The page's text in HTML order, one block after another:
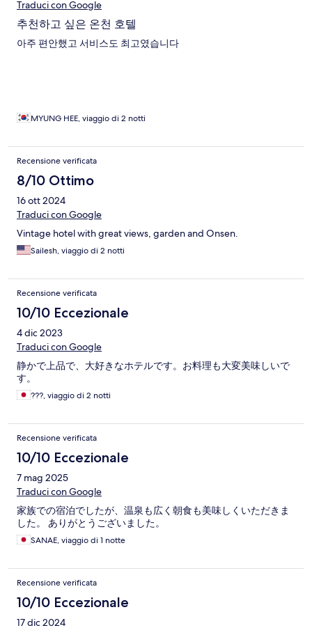
Traduci con Google
추천하고 싶은 온천 호텔
아주 편안했고 서비스도 최고였습니다
MYUNG HEE, viaggio di 2 notti
Recensione verificata
8/10 Ottimo
16 ott 2024
Traduci con Google
Vintage hotel with great views, garden and Onsen.
Sailesh, viaggio di 2 notti
Recensione verificata
10/10 Eccezionale
4 dic 2023
Traduci con Google
静かで上品で、大好きなホテルです。お料理も大変美味しいで
す。
???, viaggio di 2 notti
Recensione verificata
10/10 Eccezionale
7 mag 2025
Traduci con Google
家族での宿泊でしたが、温泉も広く朝食も美味しくいただきま
した。 ありがとうございました。
SANAE, viaggio di 1 notte
Recensione verificata
10/10 Eccezionale
17 dic 2024